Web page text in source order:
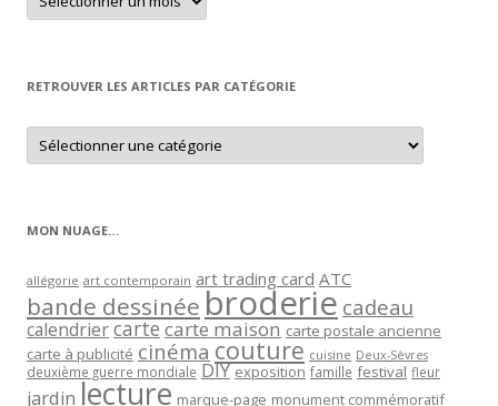
article
RETROUVER LES ARTICLES PAR CATÉGORIE
Retrouver
les
articles
MON NUAGE…
allégorie art contemporain art trading card ATC
bande dessinée broderie cadeau
calendriercartecarte maison carte postale ancienne
carte à publicité cinéma couture cuisine Deux-Sèvres
deuxième guerre mondiale DIY exposition famille festival fleur
jardin lecture marque-page monument commémoratif